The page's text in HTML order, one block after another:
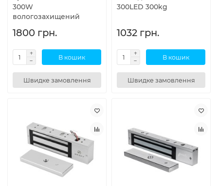
300W
вологозахищений
1800 грн.
В кошик
Швидке замовлення
300LED 300kg
1032 грн.
В кошик
Швидке замовлення